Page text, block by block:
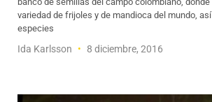
variedad de frijoles y de mandioca del mundo,
especies
Ida Karlsson 8 diciembre, 2016